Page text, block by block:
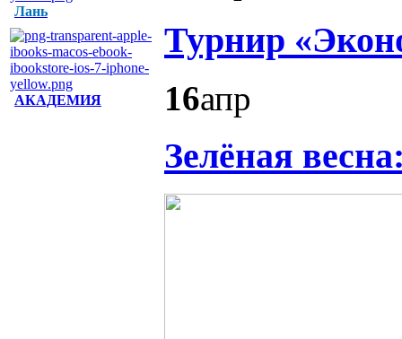
Лань
АКАДЕМИЯ
Турнир
16апр
Зелёная